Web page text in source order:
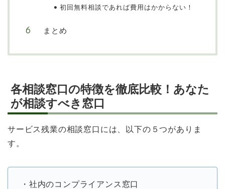
初回無料相談であれば費用はかからない！
まとめ
各相談窓口の特徴を徹底比較！あなた
が相談すべき窓口
サービス残業の相談窓口には、以下の５つがありま
す。
・社内のコンプライアンス窓口